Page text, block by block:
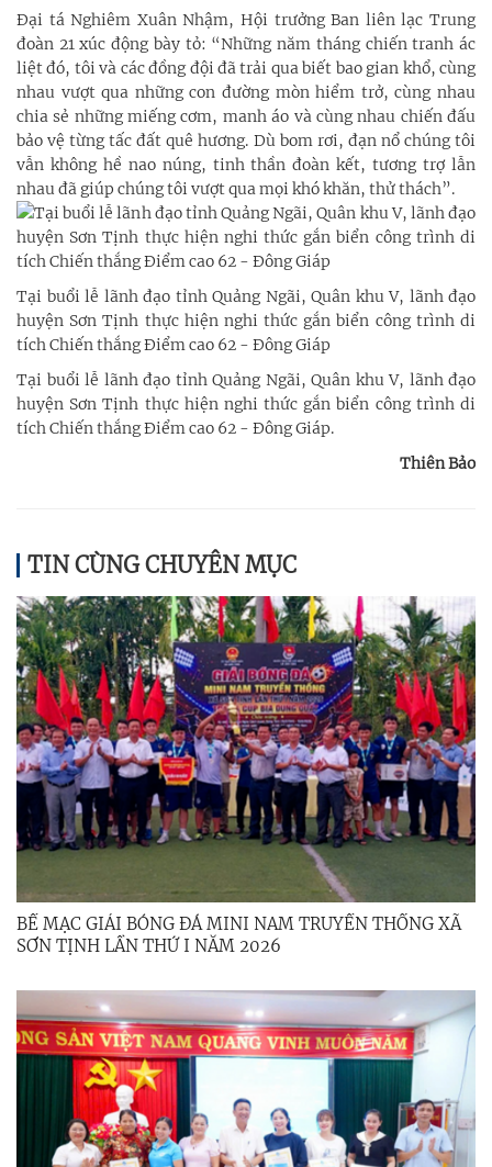
Đại tá Nghiêm Xuân Nhậm, Hội trưởng Ban liên lạc Trung
đoàn 21 xúc động bày tỏ: “Những năm tháng chiến tranh ác
liệt đó, tôi và các đồng đội đã trải qua biết bao gian khổ, cùng
nhau vượt qua những con đường mòn hiểm trở, cùng nhau
chia sẻ những miếng cơm, manh áo và cùng nhau chiến đấu
bảo vệ từng tấc đất quê hương. Dù bom rơi, đạn nổ chúng tôi
vẫn không hề nao núng, tinh thần đoàn kết, tương trợ lẫn
nhau đã giúp chúng tôi vượt qua mọi khó khăn, thử thách”.
Tại buổi lễ lãnh đạo tỉnh Quảng Ngãi, Quân khu V, lãnh đạo
huyện Sơn Tịnh thực hiện nghi thức gắn biển công trình di
tích Chiến thắng Điểm cao 62 - Đông Giáp
Tại buổi lễ lãnh đạo tỉnh Quảng Ngãi, Quân khu V, lãnh đạo
huyện Sơn Tịnh thực hiện nghi thức gắn biển công trình di
tích Chiến thắng Điểm cao 62 - Đông Giáp.
Thiên Bảo
TIN CÙNG CHUYÊN MỤC
BẾ MẠC GIẢI BÓNG ĐÁ MINI NAM TRUYỀN THỐNG XÃ
SƠN TỊNH LẦN THỨ I NĂM 2026